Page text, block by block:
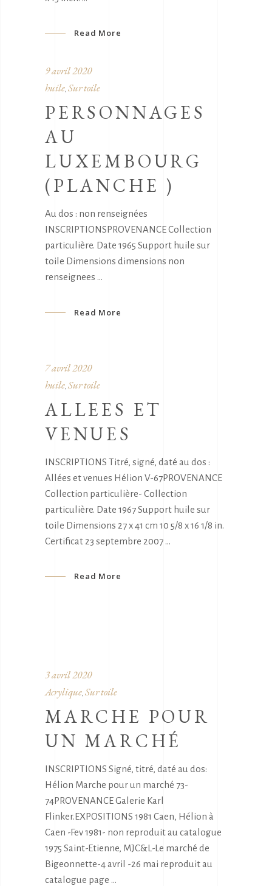
Read More
9 avril 2020
huile, Sur toile
PERSONNAGES
AU
LUXEMBOURG
(PLANCHE )
Au dos : non renseignées
INSCRIPTIONSPROVENANCE Collection
particulière. Date 1965 Support huile sur
toile Dimensions dimensions non
renseignees
Read More
7 avril 2020
huile Sur toile
ALLEES ET
VENUES
INSCRIPTIONS Titré, signé, daté au dos :
Allées et venues Hélion V-67PROVENANCE
Collection particulière- Collection
particulière. Date 1967 Support huile sur
toile Dimensions 27 x 41 cm 10 5/8 x 16 1/8 in.
Certificat 23 septembre 2007
Read More
3 avril 2020
Acrylique, Sur toile
MARCHE POUR
UN MARCHÉ
INSCRIPTIONS Signé, titré, daté au dos:
Hélion Marche pour un marché 73-
74PROVENANCE Galerie Karl
Flinker.EXPOSITIONS 1981 Caen, Hélion à
Caen -Fev 1981- non reproduit au catalogue
1975 Saint-Etienne, MJC&L-Le marché de
Bigeonnette-4 avril -26 mai reproduit au
catalogue page